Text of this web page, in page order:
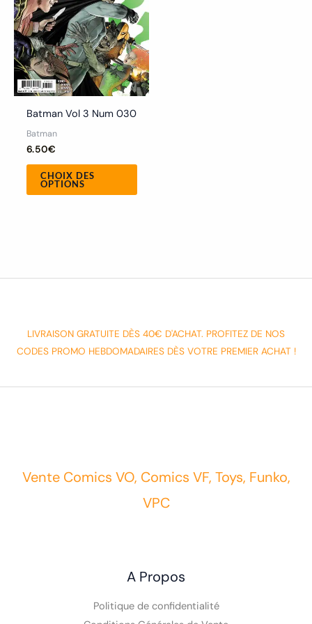
Batman Vol 3 Num 030
Batman
6.50€
CHOIX DES
OPTIONS
options
peuvent
être
choisies
sur
LIVRAISON GRATUITE DÈS 40€ D'ACHAT. PROFITEZ DE NOS
CODES PROMO HEBDOMADAIRES DÈS VOTRE PREMIER ACHAT !
A Propos